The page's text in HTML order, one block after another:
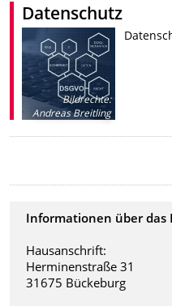
Datenschutz
Bildrechte:
Andreas Breitling
Informationen über das
Hausanschrift:
Herminenstraße 31
31675 Bückeburg